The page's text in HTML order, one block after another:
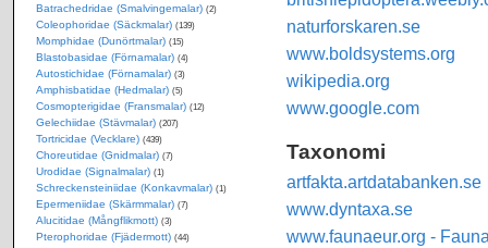
naturforskaren.se
www.boldsystems.org
wikipedia.org
www.google.com
Taxonomi
artfakta.artdatabanken.se
www.dyntaxa.se
www.faunaeur.org -
Batrachedridae (Smalvingemalar) (2)
Coleophoridae (Säckmalar) (139)
Momphidae (Dunörtmalar) (15)
Blastobasidae (Förnamalar) (4)
Autostichidae (Förnamalar) (3)
Amphisbatidae (Hedmalar) (5)
Cosmopterigidae (Fransmalar) (12)
Gelechiidae (Stävmalar) (207)
Tortricidae (Vecklare) (439)
Choreutidae (Gnidmalar) (7)
Urodidae (Signalmalar) (1)
Schreckensteiniidae (Konkavmalar) (1)
Epermeniidae (Skärmmalar) (7)
Alucitidae (Mångflikmott) (3)
Pterophoridae (Fjädermott) (44)